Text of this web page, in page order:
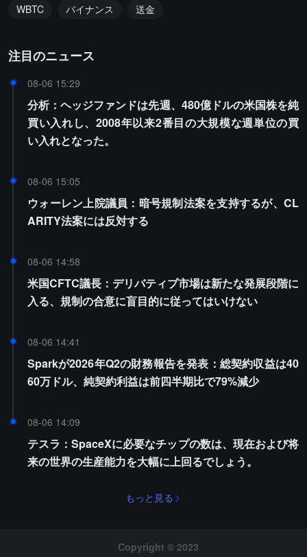
WBTC バイナンス 送金
注目のニュース
08-06 15:29
分析：ヘッジファンドは先週、480億ドルの米国株を純
買い入れし、2008年以来2番目の大規模な週単位の買
い入れとなった。
08-06 15:05
ウォーレン上院議員：暗号規制法案を支持するが、CL
ARITY法案には反対する
08-06 14:58
米国CFTC議長：デリバティブ市場は新たな発展段階に
入る、規制の合意に盲目的に従ってはいけない
08-06 14:41
Sparkが2026年Q2の財務報告を発表：総契約収益は40
60万ドル、純契約利益は前四半期比で79%減少
08-06 14:09
テスラ：SpaceXに必要なチップの数は、現在および将
来の世界の生産能力を大幅に上回るでしょう。
もっと見る
Copyright © 2023